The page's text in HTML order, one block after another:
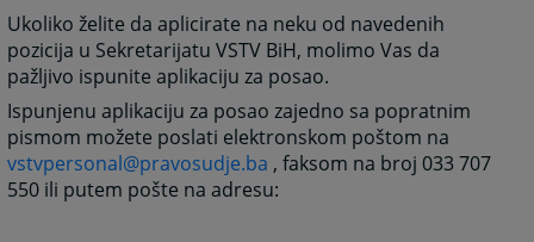
Ukoliko želite da aplicirate na neku od navedenih
pozicija u Sekretarijatu VSTV BiH, molimo Vas da
pažljivo ispunite aplikaciju za posao.
Ispunjenu aplikaciju za posao zajedno sa popratnim
pismom možete poslati elektronskom poštom na
vstvpersonal@pravosudje.ba , faksom na broj 033 707
550 ili putem pošte na adresu: